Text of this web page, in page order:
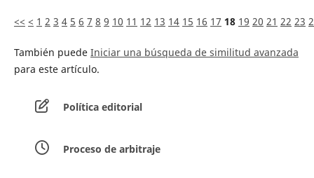
<< < 1 2 3 4 5 6 7 8 9 10 11 12 13 14 15 16 17 18 19 20 21 22 23
También puede Iniciar una búsqueda de similitud avanzada
para este artículo.
Política editorial
Proceso de arbitraje